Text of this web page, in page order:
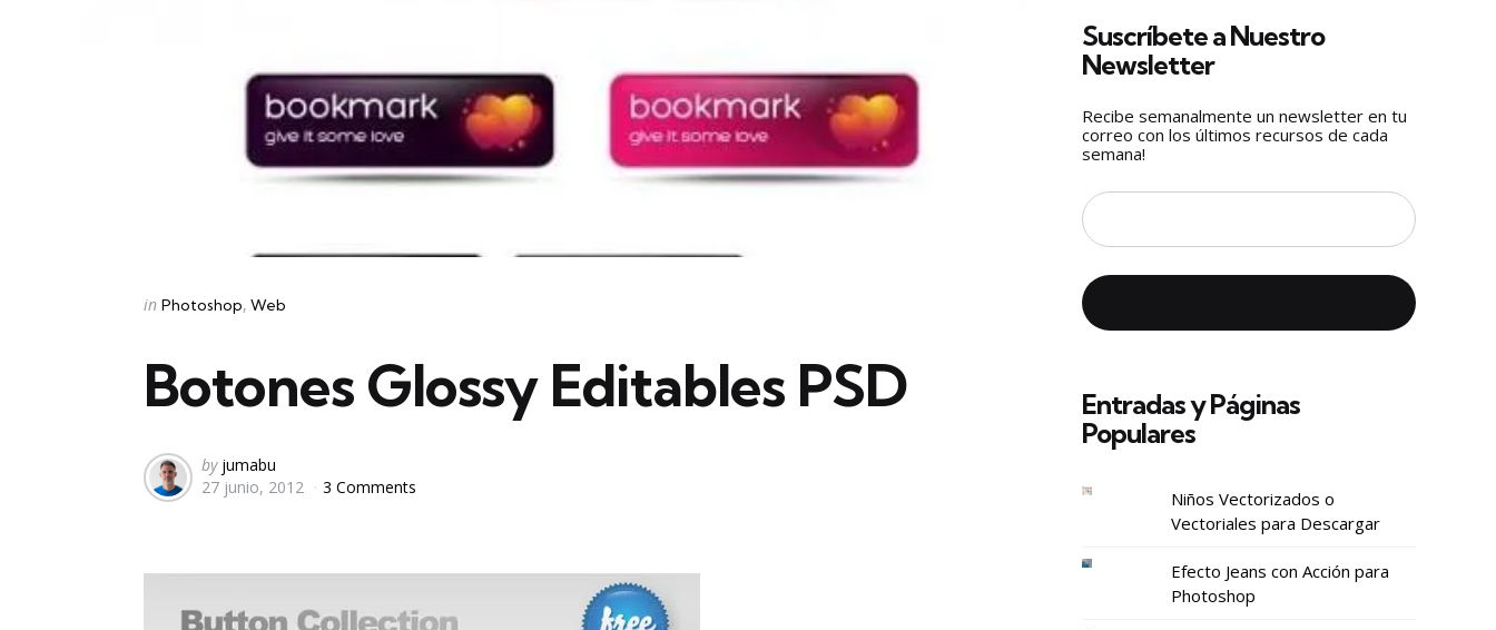
Categories
Posted
in Photoshop Web
Botones Glossy Editables PSD
Posted
by
by jumabu
27 junio, 2012
3 Comments
Suscríbete a Nuestro
Newsletter
Recibe semanalmente un newsletter en tu
correo con los últimos recursos de cada
semana!
Entradas y Páginas
Populares
Niños Vectorizados o
Vectoriales para Descargar
Efecto Jeans con Acción para
Photoshop